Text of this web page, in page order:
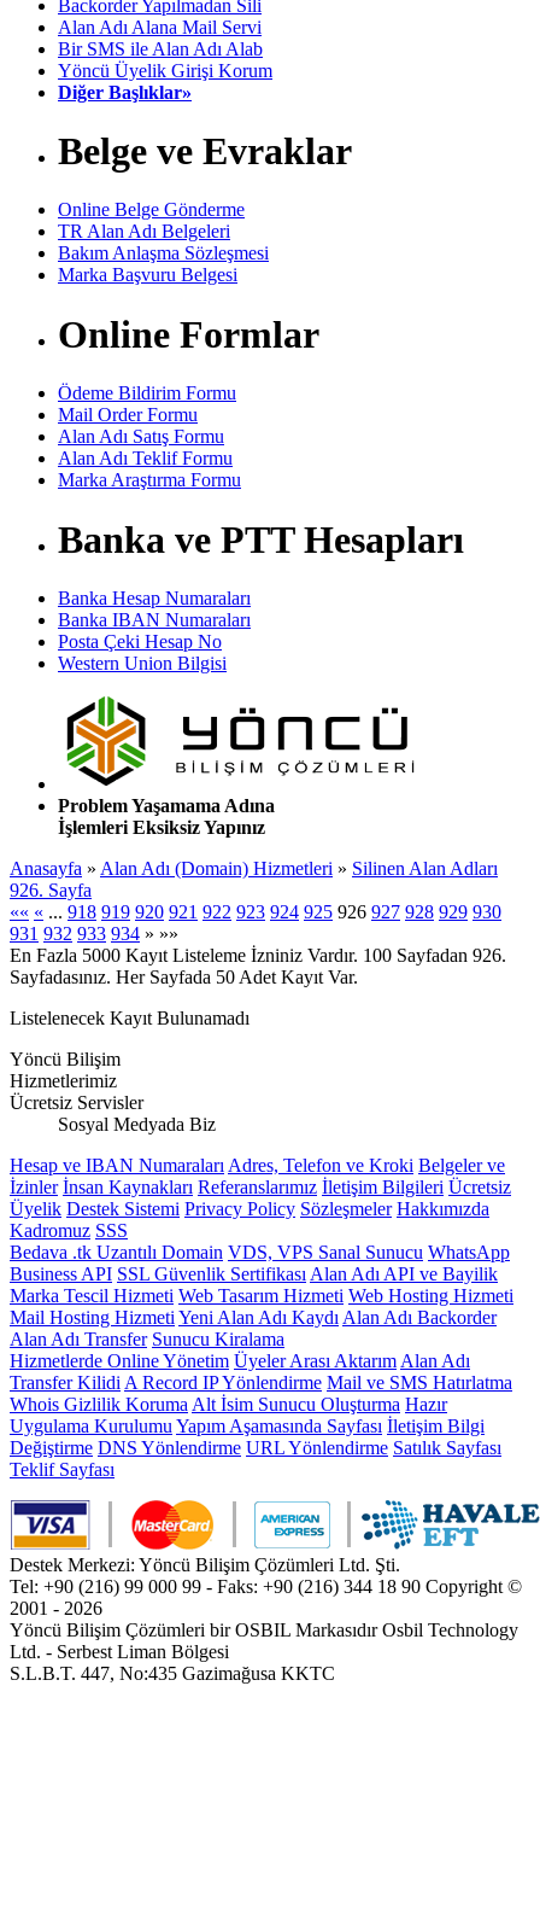
Backorder Yapılmadan Sili
Alan Adı Alana Mail Servi
Bir SMS ile Alan Adı Alab
Yöncü Üyelik Girişi Korum
Diğer Başlıklar»
Belge ve Evraklar
Online Belge Gönderme
TR Alan Adı Belgeleri
Bakım Anlaşma Sözleşmesi
Marka Başvuru Belgesi
Online Formlar
Ödeme Bildirim Formu
Mail Order Formu
Alan Adı Satış Formu
Alan Adı Teklif Formu
Marka Araştırma Formu
Banka ve PTT Hesapları
Banka Hesap Numaraları
Banka IBAN Numaraları
Posta Çeki Hesap No
Western Union Bilgisi
Problem Yaşamama Adına
İşlemleri Eksiksiz Yapınız
Anasayfa » Alan Adı (Domain) Hizmetleri » Silinen Alan Adları
926. Sayfa
«« « ... 918 919 920 921 922 923 924 925 926 927 928 929 930
931 932 933 934 » »»
En Fazla 5000 Kayıt Listeleme İzniniz Vardır. 100 Sayfadan 926.
Sayfadasınız. Her Sayfada 50 Adet Kayıt Var.
Listelenecek Kayıt Bulunamadı
Yöncü Bilişim
Hizmetlerimiz
Ücretsiz Servisler
Sosyal Medyada Biz
Hesap ve IBAN Numaraları Adres, Telefon ve Kroki Belgeler ve
İzinler İnsan Kaynakları Referanslarımız İletişim Bilgileri Ücretsiz
Üyelik Destek Sistemi Privacy Policy Sözleşmeler Hakkımızda
Kadromuz SSS
Bedava .tk Uzantılı Domain VDS, VPS Sanal Sunucu WhatsApp
Business API SSL Güvenlik Sertifikası Alan Adı API ve Bayilik
Marka Tescil Hizmeti Web Tasarım Hizmeti Web Hosting Hizmeti
Mail Hosting Hizmeti Yeni Alan Adı Kaydı Alan Adı Backorder
Alan Adı Transfer Sunucu Kiralama
Hizmetlerde Online Yönetim Üyeler Arası Aktarım Alan Adı
Transfer Kilidi A Record IP Yönlendirme Mail ve SMS Hatırlatma
Whois Gizlilik Koruma Alt İsim Sunucu Oluşturma Hazır
Uygulama Kurulumu Yapım Aşamasında Sayfası İletişim Bilgi
Değiştirme DNS Yönlendirme URL Yönlendirme Satılık Sayfası
Teklif Sayfası
Destek Merkezi: Yöncü Bilişim Çözümleri Ltd. Şti.
Tel: +90 (216) 99 000 99 - Faks: +90 (216) 344 18 90 Copyright ©
2001 - 2026
Yöncü Bilişim Çözümleri bir OSBIL Markasıdır Osbil Technology
Ltd. - Serbest Liman Bölgesi
S.L.B.T. 447, No:435 Gazimağusa KKTC